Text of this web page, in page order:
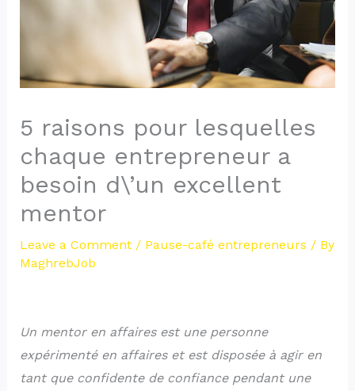
5 raisons pour lesquelles
chaque entrepreneur a
besoin d\’un excellent
mentor
Leave a Comment / Pause-café entrepreneurs / By
MaghrebJob
Un mentor en affaires est une personne
expérimenté en affaires et est disposée à agir en
tant que confidente de confiance pendant une